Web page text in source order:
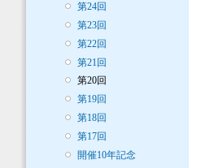
第24回
第23回
第22回
第21回
第20回
第19回
第18回
第17回
開催10年記念